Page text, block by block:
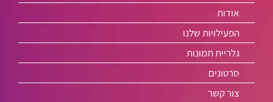
אודות
הפעילויות שלנו
גלריית תמונות
סרטונים
צור קשר